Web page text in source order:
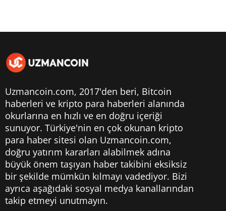
Uzmancoin.com, 2017'den beri, Bitcoin
haberleri ve kripto para haberleri alanında
okurlarına en hızlı ve en doğru içeriği
sunuyor. Türkiye'nin en çok okunan kripto
para haber sitesi olan Uzmancoin.com,
doğru yatırım kararları alabilmek adına
büyük önem taşıyan haber takibini eksiksiz
bir şekilde mümkün kılmayı vadediyor. Bizi
ayrıca aşağıdaki sosyal medya kanallarından
takip etmeyi unutmayın.